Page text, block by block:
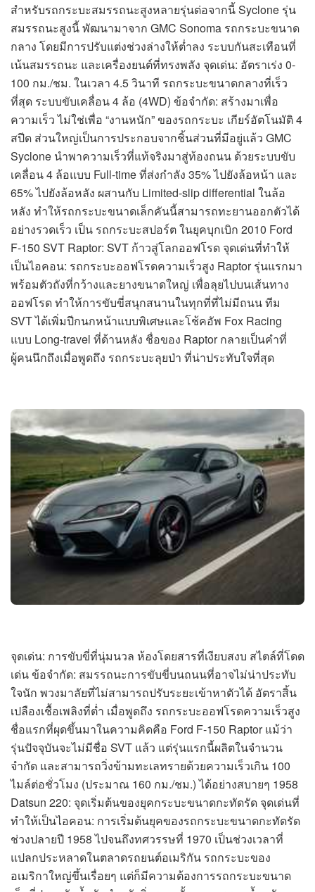
สำหรับรถกระบะสมรรถนะสูงหลายรุ่นต่อจากนี้ Syclone รุ่น
สมรรถนะสูงนี้ พัฒนามาจาก GMC Sonoma รถกระบะขนาด
กลาง โดยมีการปรับแต่งช่วงล่างให้ต่ำลง ระบบกันสะเทือนที่
เน้นสมรรถนะ และเครื่องยนต์ที่ทรงพลัง จุดเด่น: อัตราเร่ง 0-
100 กม./ชม. ในเวลา 4.5 วินาที รถกระบะขนาดกลางที่เร็ว
ที่สุด ระบบขับเคลื่อน 4 ล้อ (4WD) ข้อจำกัด: สร้างมาเพื่อ
ความเร็ว ไม่ใช่เพื่อ “งานหนัก” ของรถกระบะ เกียร์อัตโนมัติ 4
สปีด ส่วนใหญ่เป็นการประกอบจากชิ้นส่วนที่มีอยู่แล้ว GMC
Syclone นำพาความเร็วที่แท้จริงมาสู่ท้องถนน ด้วยระบบขับ
เคลื่อน 4 ล้อแบบ Full-time ที่ส่งกำลัง 35% ไปยังล้อหน้า และ
65% ไปยังล้อหลัง ผสานกับ Limited-slip differential ในล้อ
หลัง ทำให้รถกระบะขนาดเล็กคันนี้สามารถทะยานออกตัวได้
อย่างรวดเร็ว เป็น รถกระบะสปอร์ต ในยุคบุกเบิก 2010 Ford
F-150 SVT Raptor: SVT ก้าวสู่โลกออฟโรด จุดเด่นที่ทำให้
เป็นไอคอน: รถกระบะออฟโรดความเร็วสูง Raptor รุ่นแรกมา
พร้อมตัวถังที่กว้างและยางขนาดใหญ่ เพื่อลุยไปบนเส้นทาง
ออฟโรด ทำให้การขับขี่สนุกสนานในทุกที่ที่ไม่มีถนน ทีม
SVT ได้เพิ่มปีกนกหน้าแบบพิเศษและโช้คอัพ Fox Racing
แบบ Long-travel ที่ด้านหลัง ชื่อของ Raptor กลายเป็นคำที่
ผู้คนนึกถึงเมื่อพูดถึง รถกระบะลุยป่า ที่น่าประทับใจที่สุด
จุดเด่น: การขับขี่ที่นุ่มนวล ห้องโดยสารที่เงียบสงบ สไตล์ที่โดด
เด่น ข้อจำกัด: สมรรถนะการขับขี่บนถนนที่อาจไม่น่าประทับ
ใจนัก พวงมาลัยที่ไม่สามารถปรับระยะเข้าหาตัวได้ อัตราสิ้น
เปลืองเชื้อเพลิงที่ต่ำ เมื่อพูดถึง รถกระบะออฟโรดความเร็วสูง
ชื่อแรกที่ผุดขึ้นมาในความคิดคือ Ford F-150 Raptor แม้ว่า
รุ่นปัจจุบันจะไม่มีชื่อ SVT แล้ว แต่รุ่นแรกนี้ผลิตในจำนวน
จำกัด และสามารถวิ่งข้ามทะเลทรายด้วยความเร็วเกิน 100
ไมล์ต่อชั่วโมง (ประมาณ 160 กม./ชม.) ได้อย่างสบายๆ 1958
Datsun 220: จุดเริ่มต้นของยุคกระบะขนาดกะทัดรัด จุดเด่นที่
ทำให้เป็นไอคอน: การเริ่มต้นยุคของรถกระบะขนาดกะทัดรัด
ช่วงปลายปี 1958 ไปจนถึงทศวรรษที่ 1970 เป็นช่วงเวลาที่
แปลกประหลาดในตลาดรถยนต์อเมริกัน รถกระบะของ
อเมริกาใหญ่ขึ้นเรื่อยๆ แต่ก็มีความต้องการรถกระบะขนาด